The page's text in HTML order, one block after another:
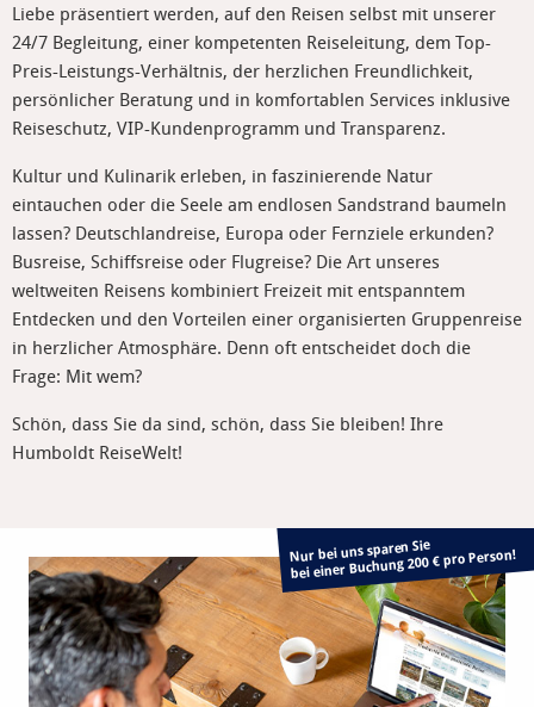
Liebe präsentiert werden, auf den Reisen selbst mit unserer
24/7 Begleitung, einer kompetenten Reiseleitung, dem Top-
Preis-Leistungs-Verhältnis, der herzlichen Freundlichkeit,
persönlicher Beratung und in komfortablen Services inklusive
Reiseschutz, VIP-Kundenprogramm und Transparenz.
Kultur und Kulinarik erleben, in faszinierende Natur
eintauchen oder die Seele am endlosen Sandstrand baumeln
lassen? Deutschlandreise, Europa oder Fernziele erkunden?
Busreise, Schiffsreise oder Flugreise? Die Art unseres
weltweiten Reisens kombiniert Freizeit mit entspanntem
Entdecken und den Vorteilen einer organisierten Gruppenreise
in herzlicher Atmosphäre. Denn oft entscheidet doch die
Frage: Mit wem?
Schön, dass Sie da sind, schön, dass Sie bleiben! Ihre
Humboldt ReiseWelt!
Nur bei uns sparen Sie
bei einer Buchung 200 € pro Person!